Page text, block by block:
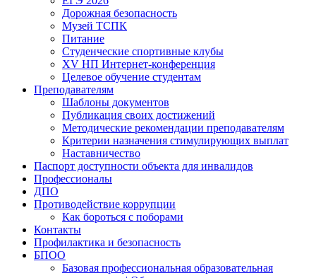
Дорожная безопасность
Музей ТСПК
Питание
Студенческие спортивные клубы
XV НП Интернет-конференция
Целевое обучение студентам
Преподавателям
Шаблоны документов
Публикация своих достижений
Методические рекомендации преподавателям
Критерии назначения стимулирующих выплат
Наставничество
Паспорт доступности объекта для инвалидов
Профессионалы
ДПО
Противодействие коррупции
Как бороться с поборами
Контакты
Профилактика и безопасность
БПОО
Базовая профессиональная образовательная